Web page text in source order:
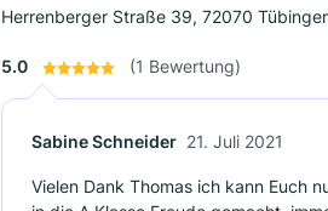
Herrenberger Straße 39, 72070
5.0 (1 Bewertung)
Sabine Schneider 21. Juli 2021
Vielen Dank Thomas ich kann Euch